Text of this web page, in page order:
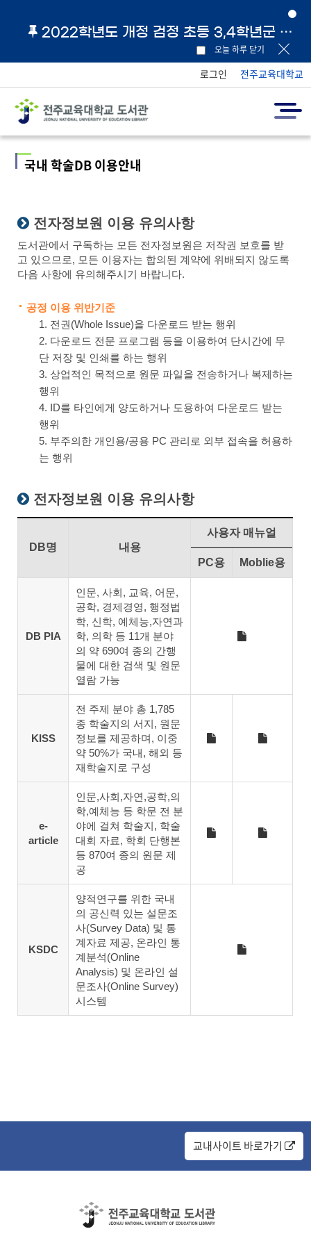
2022학년도 개정 검정 초등 3,4학년군 교과서 및 지도서 원문 링크 안내
오늘 하루 닫기
로그인 전주교육대학교
국내 학술DB 이용안내
전자정보원 이용 유의사항
도서관에서 구독하는 모든 전자정보원은 저작권 보호를 받
고 있으므로, 모든 이용자는 합의된 계약에 위배되지 않도록
다음 사항에 유의해주시기 바랍니다.
공정 이용 위반기준
1. 전권(Whole Issue)을 다운로드 받는 행위
2. 다운로드 전문 프로그램 등을 이용하여 단시간에 무
단 저장 및 인쇄를 하는 행위
3. 상업적인 목적으로 원문 파일을 전송하거나 복제하는
행위
4. ID를 타인에게 양도하거나 도용하여 다운로드 받는
행위
5. 부주의한 개인용/공용 PC 관리로 외부 접속을 허용하
는 행위
전자정보원 이용 유의사항
DB명 내용
사용자 매뉴얼
PC용 Moblie용
DB PIA
인문, 사회, 교육, 어문,
공학, 경제경영, 행정법
학, 신학, 예체능,자연과
학, 의학 등 11개 분야
의 약 690여 종의 간행
물에 대한 검색 및 원문
열람 가능
KISS
전 주제 분야 총 1,785
종 학술지의 서지, 원문
정보를 제공하며, 이중
약 50%가 국내, 해외 등
재학술지로 구성
e-
article
인문,사회,자연,공학,의
학,예체능 등 학문 전 분
야에 걸쳐 학술지, 학술
대회 자료, 학회 단행본
등 870여 종의 원문 제
공
KSDC
양적연구를 위한 국내
의 공신력 있는 설문조
사(Survey Data) 및 통
계자료 제공, 온라인 통
계분석(Online
Analysis) 및 온라인 설
문조사(Online Survey)
시스템
교내사이트 바로가기